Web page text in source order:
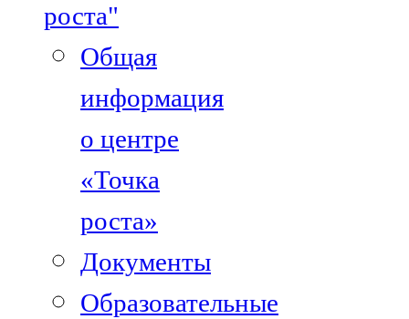
роста"
Общая
информация
о центре
«Точка
роста»
Документы
Образовательные